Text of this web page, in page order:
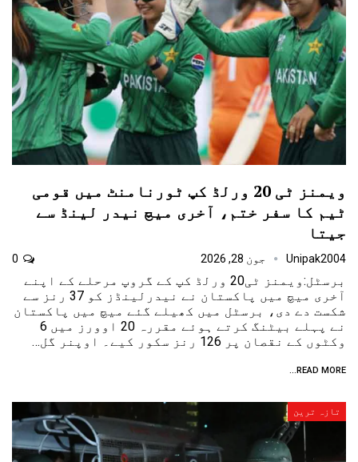
ویمنز ٹی 20 ورلڈ کپ ٹورنامنٹ میں قومی
ٹیم کا سفر ختم، آخری میچ نیدر لینڈ سے
جیتا
Unipak2004 جون 28, 2026
برسٹل:ویمنز ٹی20 ورلڈ کپ کے گروپ مرحلے کے اپنے
آخری میچ میں پاکستان نے نیدرلینڈز کو 37 رنز سے
شکست دے دی، برسٹل میں کھیلے گئے میچ میں پاکستان
نے پہلے بیٹنگ کرتے ہوئے مقررہ 20 اوورز میں 6
وکٹوں کے نقصان پر 126 رنز سکور کیے۔ اوپنر گل…
READ MORE...
تازہ ترین